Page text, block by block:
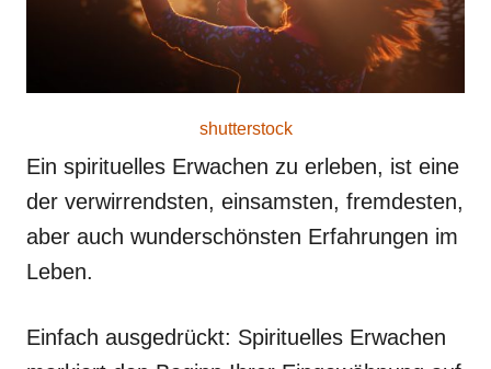
shutterstock
Ein spirituelles Erwachen zu erleben, ist eine
der verwirrendsten, einsamsten, fremdesten,
aber auch wunderschönsten Erfahrungen im
Leben.
Einfach ausgedrückt: Spirituelles Erwachen